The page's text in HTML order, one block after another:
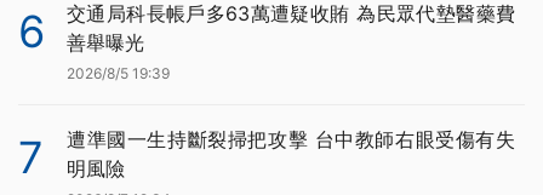
6
交通局科長帳戶多63萬遭疑收賄 為民眾代墊醫藥費
善舉曝光
2026/8/5 19:39
7
遭準國一生持斷裂掃把攻擊 台中教師右眼受傷有失
明風險